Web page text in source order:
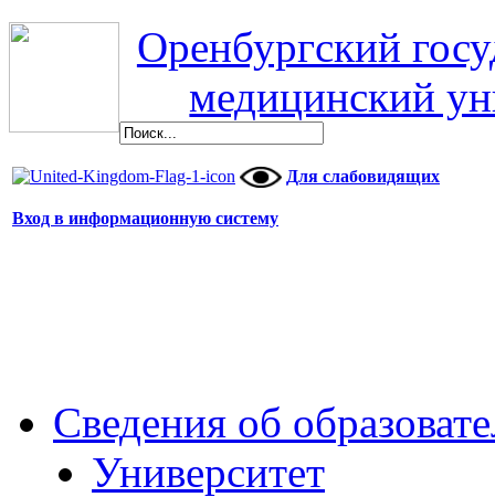
Оренбургский
медицинский
Для слабовидящих
Вход в информационную систему
Сведения об
Университет